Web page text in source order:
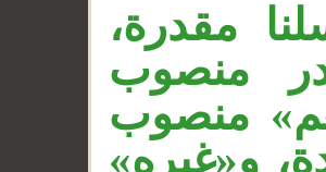
مقدرة،
منصوب
منصوب
و«غيره»